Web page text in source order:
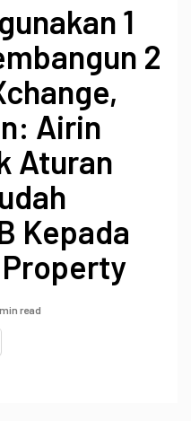
1
2
Airin
Aturan
Kepada
Property
read